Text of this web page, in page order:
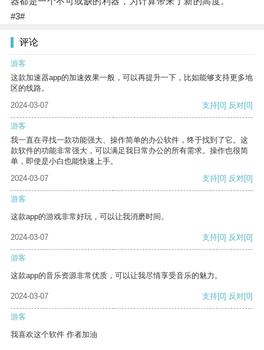
#3#
评论
游客
这款加速器app的加速效果一般，可以再提升一下，比如能够支持更多地
区的线路。
2024-03-07
支持[0] 反对[0]
游客
我一直在寻找一款功能强大、操作简单的办公软件，终于找到了它。这
款软件的功能非常强大，可以满足我日常办公的所有需求。操作也很简
单，即使是小白也能快速上手。
2024-03-07
支持[0] 反对[0]
游客
这款app的游戏非常好玩，可以让我消磨时间。
2024-03-07 支持[0] 反对[0]
游客
这款app的音乐资源非常优质，可以让我尽情享受音乐的魅力。
2024-03-07 支持[0] 反对[0]
游客
我喜欢这个软件 作者加油